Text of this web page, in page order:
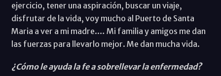
ejercicio, tener una aspiración, buscar un viaje,
disfrutar de la vida, voy mucho al Puerto de Santa
Maria a ver a mi madre.… Mi familia y amigos me dan
las fuerzas para llevarlo mejor. Me dan mucha vida.
¿Cómo le ayuda la fe a sobrellevar la enfermedad?